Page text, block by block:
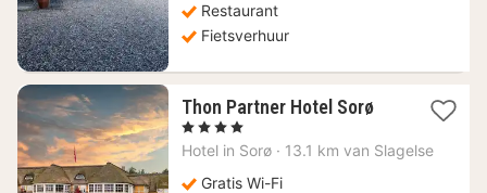
Restaurant
Fietsverhuur
Thon Partner Hotel Sorø1
vanaf
118,14
, 4 Sterren
Hotel in Sorø · 13.1 km van Slagelse
Gratis Wi-Fi